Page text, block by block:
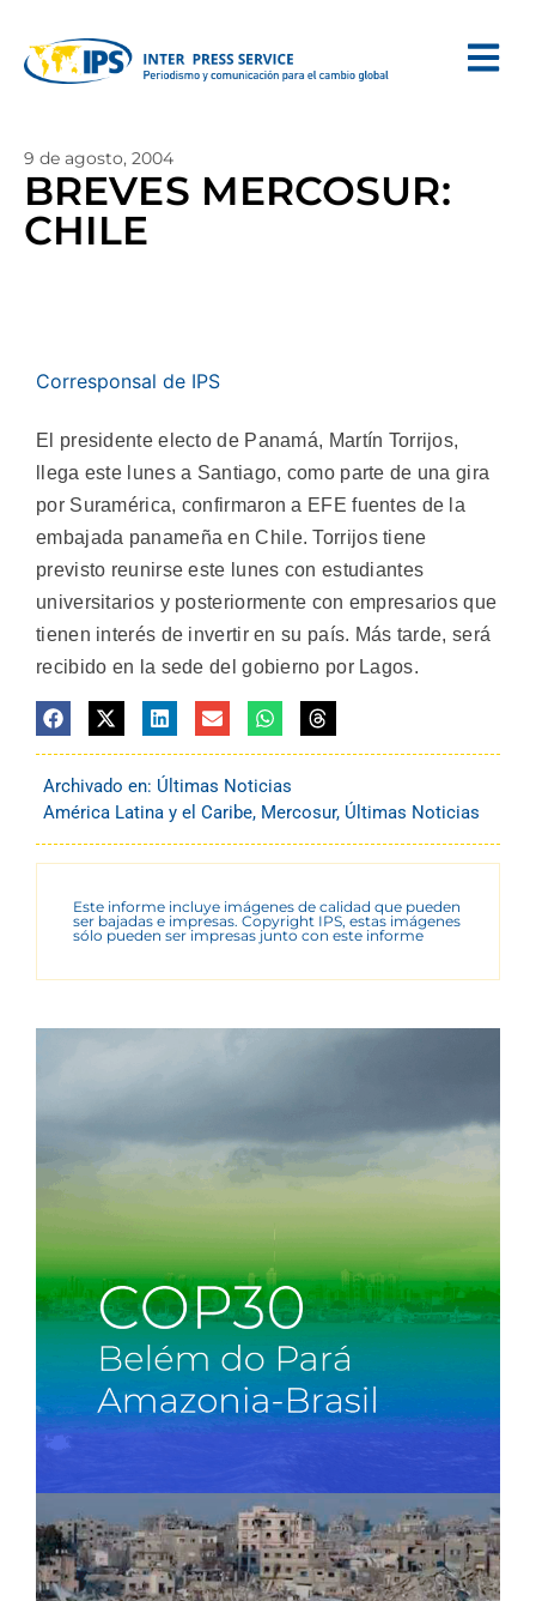
9 de agosto, 2004
BREVES MERCOSUR:
CHILE
Corresponsal de IPS
El presidente electo de Panamá, Martín Torrijos,
llega este lunes a Santiago, como parte de una gira
por Suramérica, confirmaron a EFE fuentes de la
embajada panameña en Chile. Torrijos tiene
previsto reunirse este lunes con estudiantes
universitarios y posteriormente con empresarios que
tienen interés de invertir en su país. Más tarde, será
recibido en la sede del gobierno por Lagos.
Archivado en: Últimas Noticias
América Latina y el Caribe, Mercosur, Últimas Noticias
Este informe incluye imágenes de calidad que pueden
ser bajadas e impresas. Copyright IPS, estas imágenes
sólo pueden ser impresas junto con este informe